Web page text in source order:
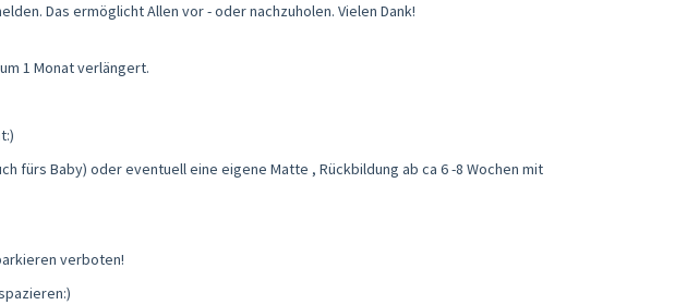
Das ermöglicht Allen vor - oder nachzuholen. Vielen Dank!
1 Monat verlängert.
fürs Baby) oder eventuell eine eigene Matte , Rückbildung ab ca 6 -8 Wochen mit
verboten!